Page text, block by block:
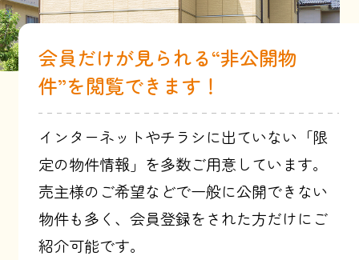
会員だけが見られる“非公開物
件”を閲覧できます！
インターネットやチラシに出ていない「限
定の物件情報」を多数ご用意しています。
売主様のご希望などで一般に公開できない
物件も多く、会員登録をされた方だけにご
紹介可能です。